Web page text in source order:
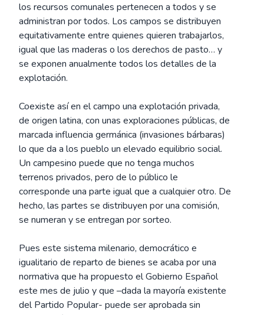
los recursos comunales pertenecen a todos y se
administran por todos. Los campos se distribuyen
equitativamente entre quienes quieren trabajarlos,
igual que las maderas o los derechos de pasto… y
se exponen anualmente todos los detalles de la
explotación.
Coexiste así en el campo una explotación privada,
de origen latina, con unas exploraciones públicas, de
marcada influencia germánica (invasiones bárbaras)
lo que da a los pueblo un elevado equilibrio social.
Un campesino puede que no tenga muchos
terrenos privados, pero de lo público le
corresponde una parte igual que a cualquier otro. De
hecho, las partes se distribuyen por una comisión,
se numeran y se entregan por sorteo.
Pues este sistema milenario, democrático e
igualitario de reparto de bienes se acaba por una
normativa que ha propuesto el Gobierno Español
este mes de julio y que –dada la mayoría existente
del Partido Popular- puede ser aprobada sin